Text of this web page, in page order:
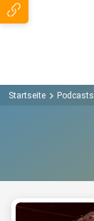
Startseite Podcasts